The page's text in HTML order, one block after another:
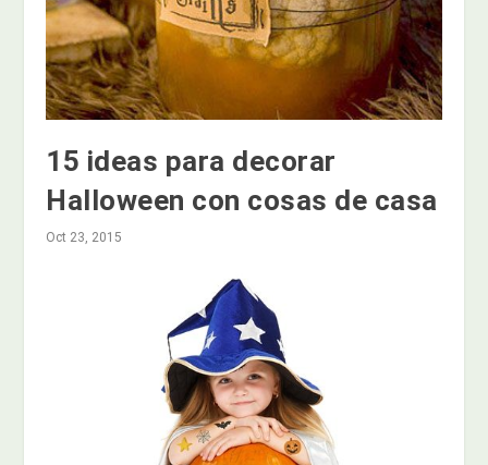
15 ideas para decorar
Halloween con cosas de casa
Oct 23, 2015